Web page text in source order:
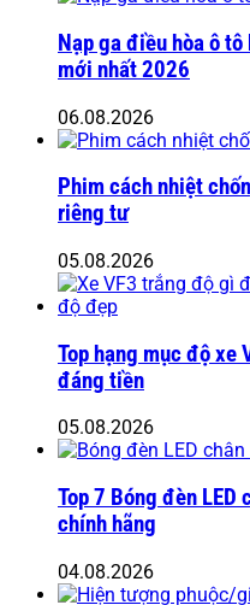
Nạp ga điều hòa ô
mới nhất 2026
06.08.2026
Phim cách nhiệt
riêng tư
05.08.2026
Top hạng mục độ xe
đáng tiền
05.08.2026
Top 7 Bóng đèn
chính hãng
04.08.2026